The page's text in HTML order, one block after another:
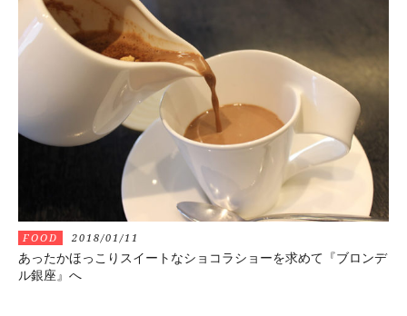
FOOD 2018/01/11
あったかほっこりスイートなショコラショーを求めて『ブロンデ
ル銀座』へ